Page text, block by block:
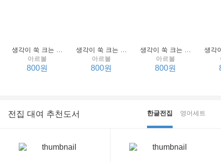
생각이 쑥 크는 세계 명작 4 : 언어 편
아르볼
800원
생각이 쑥 크는 세계 명작 3 : 언어 편
아르볼
800원
생각이 쑥 크는 세계 명작 2 : 언어 편
아르볼
800원
전집 대여 추천도서 한글전집 영어세트